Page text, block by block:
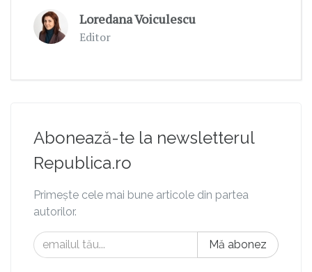
Loredana Voiculescu
Editor
Abonează-te la newsletterul
Republica.ro
Primește cele mai bune articole din partea
autorilor.
Mă abonez